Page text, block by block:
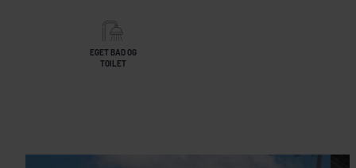
EGET BAD OG
TOILET